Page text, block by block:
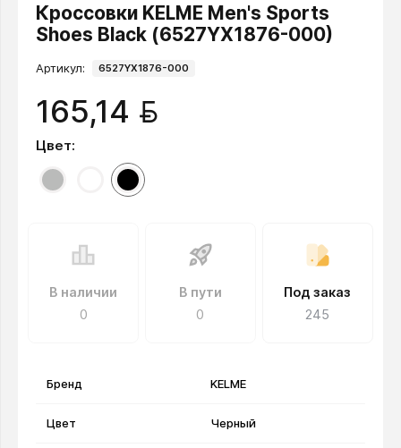
Кроссовки KELME Men's Sports
Shoes Black (6527YX1876-000)
Артикул: 6527YX1876-000
165,14 BYN
Цвет:
В наличии
0
В пути
0
Под заказ
245
Бренд KELME
Цвет Черный